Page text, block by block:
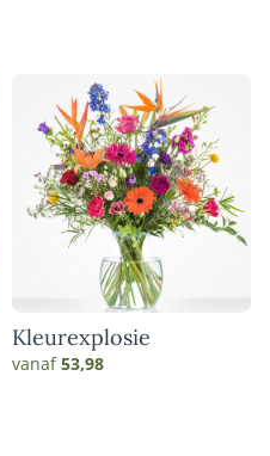
Kleurexplosie
vanaf53,98